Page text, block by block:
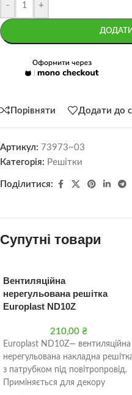
- +
Порівняти Додати до
Артикул: 73973~03
Категорія: Решітки
Поділитися:
Супутні товари
Вентиляційна
нерегульована решітка
Europlast ND10Z
210,00 ₴
Europlast ND10Z— вентиляційна
нерегульована накладна
з патрубком під повітропровід.
Приміняється для декору